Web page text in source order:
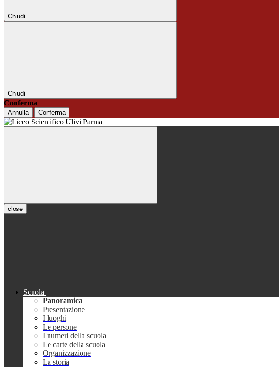
Chiudi
Chiudi
Conferma
Annulla Conferma
close
Scuola
Panoramica
Presentazione
I luoghi
Le persone
I numeri della scuola
Le carte della scuola
Organizzazione
La storia